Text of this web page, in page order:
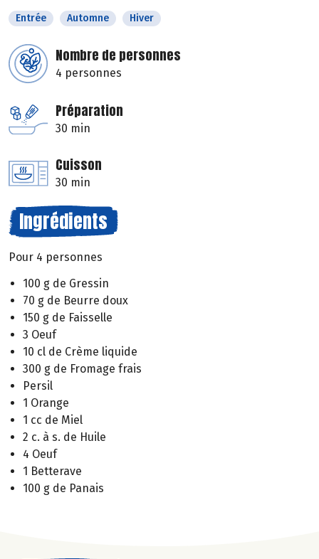
Entrée Automne Hiver
Nombre de personnes
4 personnes
Préparation
30 min
Cuisson
30 min
Ingrédients
Pour 4 personnes
100 g de Gressin
70 g de Beurre doux
150 g de Faisselle
3 Oeuf
10 cl de Crème liquide
300 g de Fromage frais
Persil
1 Orange
1 cc de Miel
2 c. à s. de Huile
4 Oeuf
1 Betterave
100 g de Panais